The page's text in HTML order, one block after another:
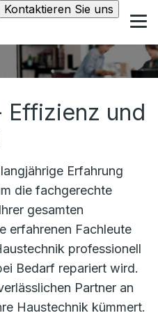
Kontaktieren Sie uns
Effizienz und
Erfahrung
die fachgerechte
gesamten
erfahrenen Fachleute
professionell
Bedarf repariert wird.
Partner an
Haustechnik kümmert.